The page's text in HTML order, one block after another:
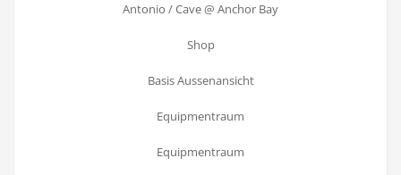
Antonio / Cave @ Anchor Bay
Shop
Basis Aussenansicht
Equipmentraum
Equipmentraum